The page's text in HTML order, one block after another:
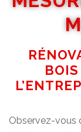
Observez-vous